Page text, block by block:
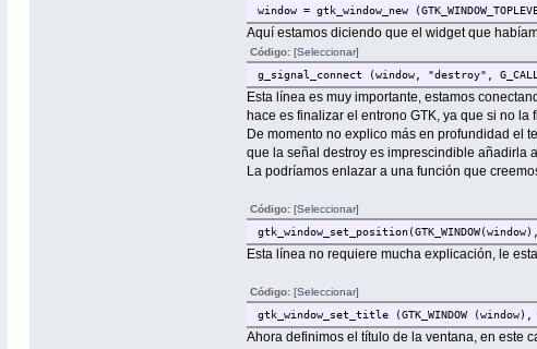
// Resto del código de diseño ...
gtk_widget_show_all (window);
gtk_main ();
}
window = gtk_window_new
Aquí estamos diciendo que el widget que
Código:[Seleccionar]
g_signal_connect (window, "destroy",
Esta línea es muy importante, estamos
hace es finalizar el entrono GTK, ya que si no
De momento no explico más en profundidad el
que la señal destroy es imprescindible añadirla
La podríamos enlazar a una función que
Código:[Seleccionar]
Esta línea no requiere mucha explicación, le
Código:[Seleccionar]
gtk_window_set_title (GTK_WINDOW (window),
Ahora definimos el título de la ventana, en este